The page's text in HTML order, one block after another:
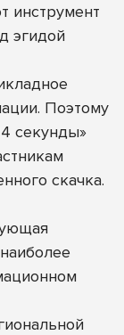
инструмент
эгидой
Поэтому
секунды»
скачка.